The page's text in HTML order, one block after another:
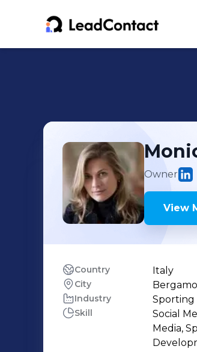
Owner
View
Country Italy
City Bergamo
Industry Sporting
Skill
Social
Media,